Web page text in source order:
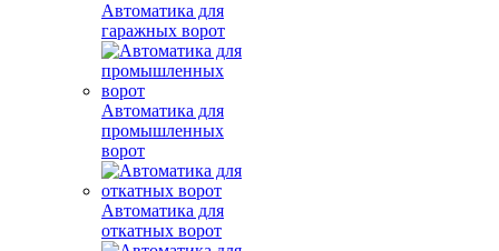
Автоматика для
гаражных ворот
Автоматика для
промышленных
ворот
Автоматика для
откатных ворот